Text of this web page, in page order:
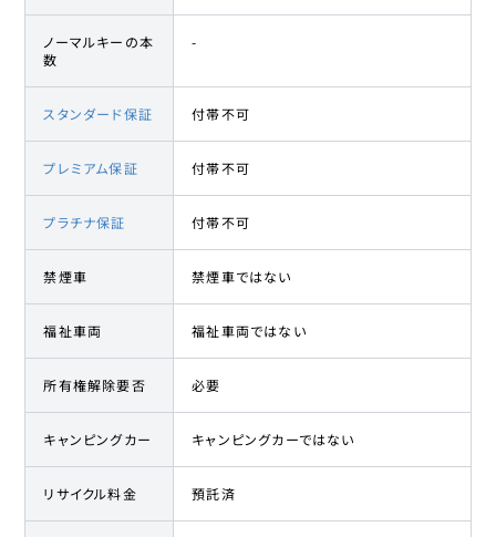
ノーマルキーの本
数
-
スタンダード保証 付帯不可
プレミアム保証 付帯不可
プラチナ保証 付帯不可
禁煙車 禁煙車ではない
福祉車両 福祉車両ではない
所有権解除要否 必要
キャンピングカー キャンピングカーではない
リサイクル料金 預託済